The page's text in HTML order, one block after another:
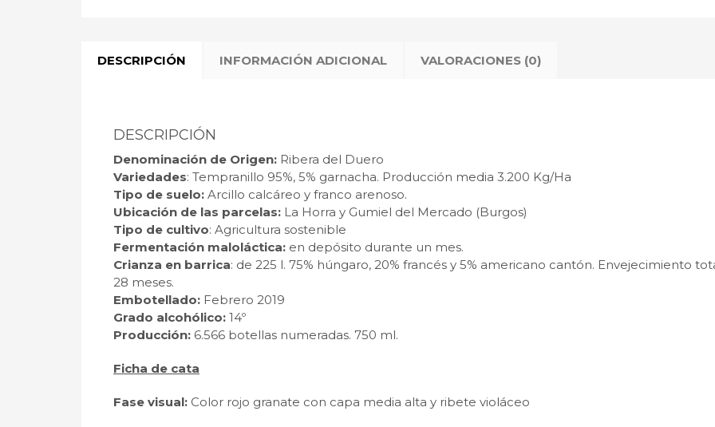
DESCRIPCIÓN INFORMACIÓN ADICIONAL VALORACIONES (0)
DESCRIPCIÓN
Denominación de Origen: Ribera del Duero
Variedades: Tempranillo 95%, 5% garnacha. Producción media 3.200 Kg/Ha
Tipo de suelo: Arcillo calcáreo y franco arenoso.
Ubicación de las parcelas: La Horra y Gumiel del Mercado (Burgos)
Tipo de cultivo: Agricultura sostenible
Fermentación maloláctica: en depósito durante un mes.
Crianza en barrica: de 225 l. 75% húngaro, 20% francés y 5% americano cantón. Envejecimiento
28 meses.
Embotellado: Febrero 2019
Grado alcohólico: 14º
Producción: 6.566 botellas numeradas. 750 ml.
Ficha de cata
Fase visual: Color rojo granate con capa media alta y ribete violáceo